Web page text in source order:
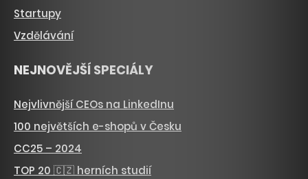
Startupy
Vzdělávání
NEJNOVĚJŠÍ SPECIÁLY
Nejvlivnější CEOs na LinkedInu
100 největších e-shopů v Česku
CC25 – 2024
TOP 20 🇨🇿 herních studií